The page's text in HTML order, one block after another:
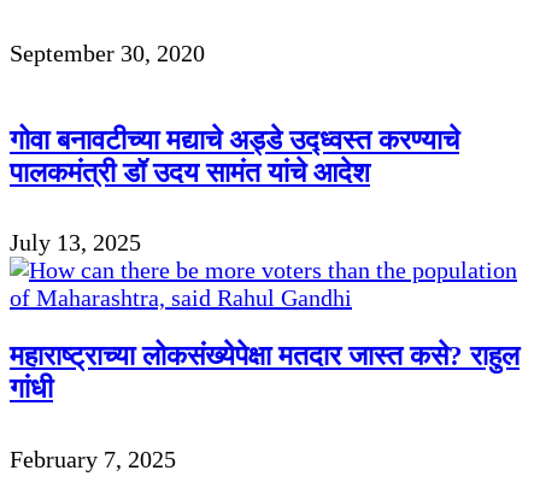
September 30, 2020
गोवा बनावटीच्या मद्याचे अड्डे उद्ध्वस्त करण्याचे
पालकमंत्री डॉ उदय सामंत यांचे आदेश
July 13, 2025
महाराष्ट्राच्या लोकसंख्येपेक्षा मतदार जास्त कसे? राहुल
गांधी
February 7, 2025